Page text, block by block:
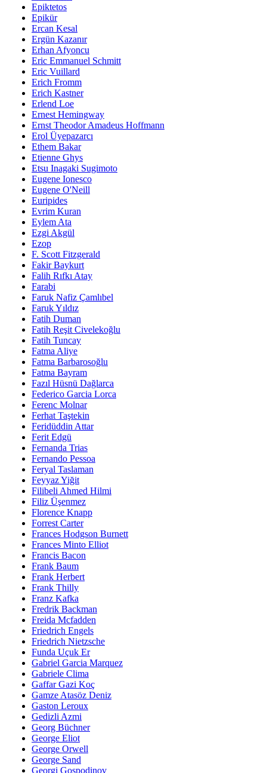
Epiktetos
Epikür
Ercan Kesal
Ergün Kazanır
Erhan Afyoncu
Eric Emmanuel Schmitt
Eric Vuillard
Erich Fromm
Erich Kastner
Erlend Loe
Ernest Hemingway
Ernst Theodor Amadeus Hoffmann
Erol Üyepazarcı
Ethem Bakar
Etienne Ghys
Etsu Inagaki Sugimoto
Eugene Ionesco
Eugene O'Neill
Euripides
Evrim Kuran
Eylem Ata
Ezgi Akgül
Ezop
F. Scott Fitzgerald
Fakir Baykurt
Falih Rıfkı Atay
Farabi
Faruk Nafiz Çamlıbel
Faruk Yıldız
Fatih Duman
Fatih Reşit Civelekoğlu
Fatih Tuncay
Fatma Aliye
Fatma Barbarosoğlu
Fatma Bayram
Fazıl Hüsnü Dağlarca
Federico Garcia Lorca
Ferenc Molnar
Ferhat Taştekin
Feridüddin Attar
Ferit Edgü
Fernanda Trias
Fernando Pessoa
Feryal Taslaman
Feyyaz Yiğit
Filibeli Ahmed Hilmi
Filiz Üşenmez
Florence Knapp
Forrest Carter
Frances Hodgson Burnett
Frances Minto Elliot
Francis Bacon
Frank Baum
Frank Herbert
Frank Thilly
Franz Kafka
Fredrik Backman
Freida Mcfadden
Friedrich Engels
Friedrich Nietzsche
Funda Uçuk Er
Gabriel Garcia Marquez
Gabriele Clima
Gaffar Gazi Koç
Gamze Atasöz Deniz
Gaston Leroux
Gedizli Azmi
Georg Büchner
George Eliot
George Orwell
George Sand
Georgi Gospodinov